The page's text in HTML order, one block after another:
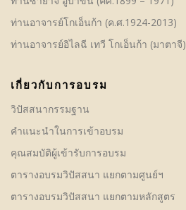
ท่านอาจารย์โกเอ็นก้า (ค.ศ.1924-2013)
ท่านอาจารย์อิไลฉี เทวี โกเอ็นก้า (มาตาจี)
เกี่ยวกับการอบรม
วิปัสสนากรรมฐาน
คําแนะนำในการเข้าอบรม
คุณสมบัติผู้เข้ารับการอบรม
ตารางอบรมวิปัสสนา แยกตามศูนย์ฯ
ตารางอบรมวิปัสสนา แยกตามหลักสูตร